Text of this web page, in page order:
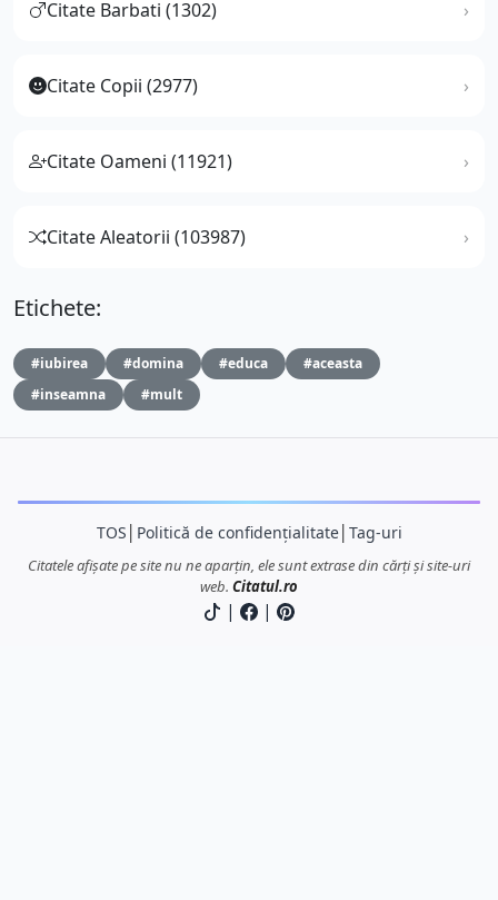
Citate Barbati (1302)
Citate Copii (2977)
Citate Oameni (11921)
Citate Aleatorii (103987)
Etichete:
#iubirea #domina #educa
#aceasta
#inseamna
#mult
TOS Politică de confidențialitate│ Tag-uri
Citatele afișate pe site nu ne aparțin, ele sunt extrase din cărți și site-uri
web. Citatul.ro
| |